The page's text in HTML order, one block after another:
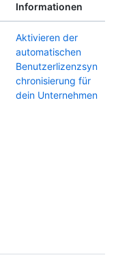
Informationen
Aktivieren der
automatischen
Benutzerlizenzsyn
chronisierung für
dein Unternehmen